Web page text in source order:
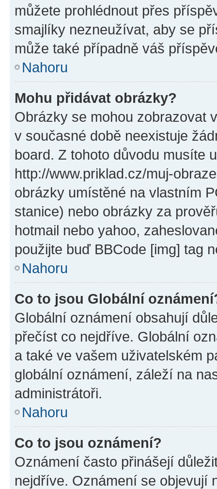
můžete prohlédnout přes
smajlíky nezneužívat, aby se
může také případně váš
Nahoru
Mohu přidávat obrázky?
Obrázky se mohou zobrazovat
v současné době neexistuje
board. Z tohoto důvodu musíte
http://www.priklad.cz/muj-
obrázky umístěné na vlastním
stanice) nebo obrázky za
hotmail nebo yahoo,
použijte buď BBCode [img] tag
Nahoru
Co to jsou Globální
Globální oznámení obsahují
přečíst co nejdříve. Globální
a také ve vašem uživatelském
globální oznámení, záleží na
administrátoři.
Nahoru
Co to jsou oznámení?
Oznámení často přinášejí
nejdříve. Oznámení se objevují